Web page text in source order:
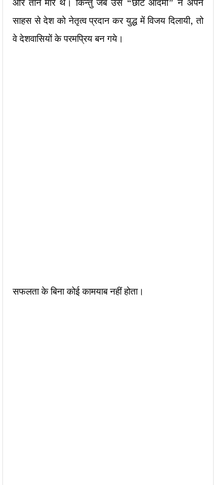
साहस से देश को नेतृत्व प्रदान कर युद्ध में विजय दिलायी, तो
वे देशवासियों के परमप्रिय बन गये।
सफलता के बिना कोई कामयाब नहीं होता।